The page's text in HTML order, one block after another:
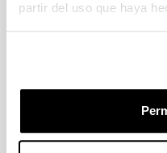
partir del uso que haya
Cano Alquegui,
Celaya Larrea,
Cortazar Dueñas,